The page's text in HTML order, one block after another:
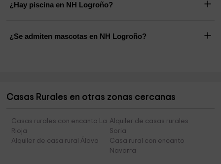
¿Hay piscina en NH Logroño?
¿Se admiten mascotas en NH Logroño?
Casas Rurales en otras zonas cercanas
Casas rurales con encanto La
Rioja
Alquiler de casas rurales
Soria
Alquiler de casa rural Álava
Casa rural con encanto
Navarra